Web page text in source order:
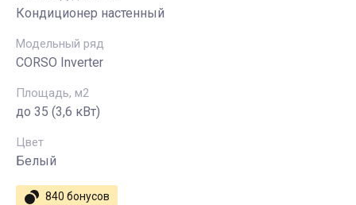
Кондиционер настенный
Модельный ряд
CORSO Inverter
Площадь, м2
до 35 (3,6 кВт)
Цвет
Белый
840 бонусов